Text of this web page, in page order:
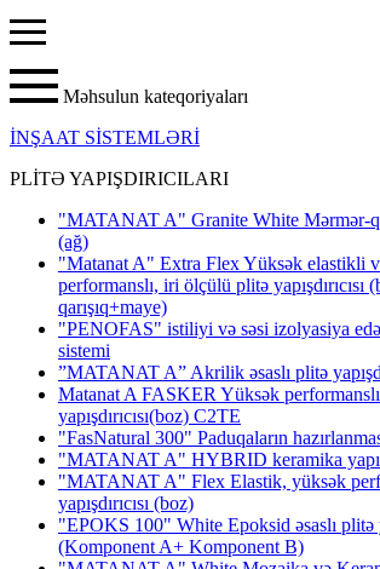
Məhsulun kateqoriyaları
İNŞAAT SİSTEMLƏRİ
PLİTƏ YAPIŞDIRICILARI
"MATANAT A" Granite White Mərmər-
(ağ)
"Matanat A" Extra Flex Yüksək elastikli
performanslı, iri ölçülü plitə yapışdırıcısı
qarışıq+maye)
"PENOFAS" istiliyi və səsi izolyasiya
sistemi
”MATANAT A” Akrilik əsaslı plitə
Matanat A FASKER Yüksək
yapışdırıcısı(boz) C2TE
"FasNatural 300" Paduqaların
"MATANAT A" HYBRID keramika
"MATANAT A" Flex Elastik, yüksək
yapışdırıcısı (boz)
"EPOKS 100" White Epoksid əsaslı plitə
(Komponent A+ Komponent B)